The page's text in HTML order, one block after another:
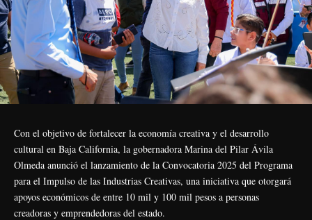
Con el objetivo de fortalecer la economía creativa y el desarrollo
cultural en Baja California, la gobernadora Marina del Pilar Ávila
Olmeda anunció el lanzamiento de la Convocatoria 2025 del Programa
para el Impulso de las Industrias Creativas, una iniciativa que otorgará
apoyos económicos de entre 10 mil y 100 mil pesos a personas
creadoras y emprendedoras del estado.